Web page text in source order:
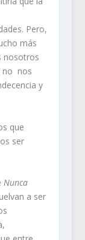
Pero,
más
nosotros
no nos
y
que
ser
Nunca
a ser